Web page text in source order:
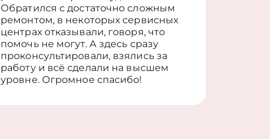
Обратился с достаточно сложным
ремонтом, в некоторых сервисных
центрах отказывали, говоря, что
помочь не могут. А здесь сразу
проконсультировали, взялись за
работу и всё сделали на высшем
уровне. Огромное спасибо!